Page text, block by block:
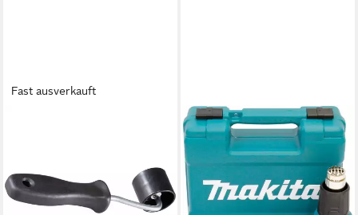
Fast ausverkauft
30 mm
13,09 €
lieferbar - in 2-3 Werktagen bei dir